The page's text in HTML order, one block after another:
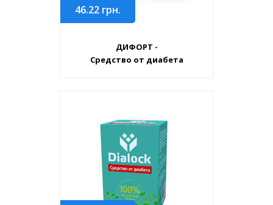
46.22 грн.
ДИФОРТ -
Средство от диабета